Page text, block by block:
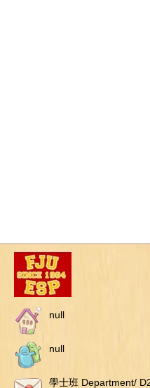
null
null
學士班 Department/